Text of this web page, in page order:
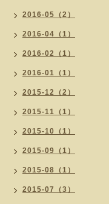
2016-05（2）
2016-04（1）
2016-02（1）
2016-01（1）
2015-12（2）
2015-11（1）
2015-10（1）
2015-09（1）
2015-08（1）
2015-07（3）